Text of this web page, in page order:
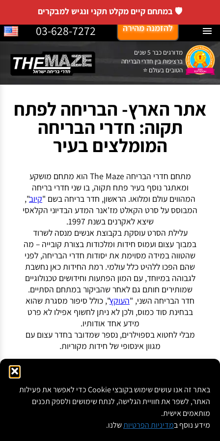
באתר זה אנו עושים שימוש בקובצי Cookie כדי לאפשר את פעילות
האתר, לשפר את חוויית הגלישה, לנתח שימושים ולספק תכנים
מותאמים אישית.
מידע נוסף במדיניות הפרטיותשלנו.
דלג
לתוכן
🛡️ במתחם קיים מקלט תקני ונגיש למבקרים
Menu
להזמנה מהירה 03-628-7272
מדורגים כבר 5 שנים
ברציפות בין חדרי הבריחה
הטובים בעולם ⭐
אתר הארץ- הבריחה לפתח
תקוה: חדרי הבריחה
המומלצים בעיר
מתחם חדרי הבריחה The Maze הוא מתחם מושקע
ומאתגר נוסף בעיר פתח תקוה, בו שני חדרי בריחה
המהווים עולם ומלואו. הראשון, חדר בריחה בשם "קיוב",
המבוסס על סרט הקאלט מז'אנר המדע הבדיוני הקלאסי
שיצא לאקרנים בשנת 1997.
עלילת הסרט עוסקת בקבוצת אנשים מנסה לשרוד
במבוך עצום ועמוס חידות ומלכודות בצורת קובייה – מה
שהטווה במידה מסוימת את יסודות חדרי הבריחה, לפני
שהם הפכו ללהיט כלל עולמי. רמת החידות כאן נחשבת
לגבוהה במיוחד, עם המון הפתעות וחידושים טכנולוגיים
שמותירים חותם גם לאחר שהביקור במתחם הסתיים.
חדר הבריחה השני, "העוקץ", כולל סיפור מסגרת שהוא
בבחינת סוד כמוס, ולכן לא ניתן לחשוף אפילו לא פרט
מידע אחד אודותיו.
מבלי לחטוא בספוילרים, נספר שמדובר בחדר עצום עם
מגוון אינסופי של חידות מקוריות.
כתובת: הרב"ש 6 פתח-תקווה מאמרים
❞כתבו עלינו❝
תקנון החברה ומדיניות פרטיות
הצהרת נגישות
⭐ הצטרפות למועדון הלקוחות
תקנון מועדון הלקוחות
Cube Room
Escape Room